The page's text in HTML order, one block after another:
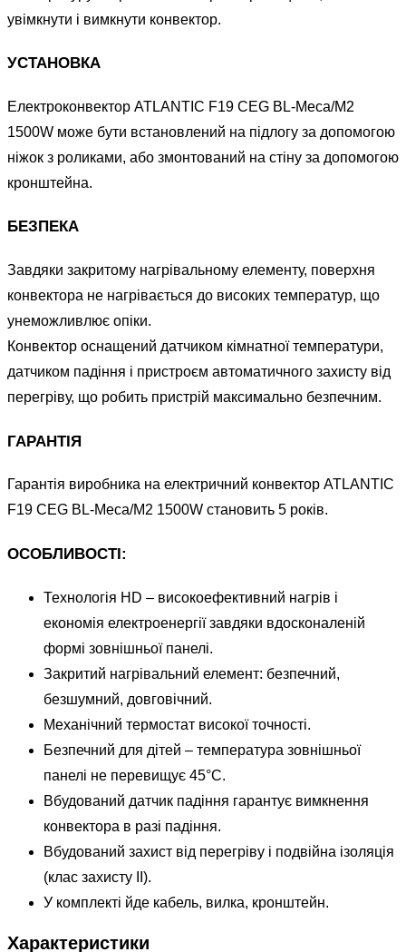
увімкнути і вимкнути конвектор.
УСТАНОВКА
Електроконвектор ATLANTIC F19 CEG BL-Meca/M2
1500W може бути встановлений на підлогу за допомогою
ніжок з роликами, або змонтований на стіну за допомогою
кронштейна.
БЕЗПЕКА
Завдяки закритому нагрівальному елементу, поверхня
конвектора не нагрівається до високих температур, що
унеможливлює опіки.
Конвектор оснащений датчиком кімнатної температури,
датчиком падіння і пристроєм автоматичного захисту від
перегріву, що робить пристрій максимально безпечним.
ГАРАНТІЯ
Гарантія виробника на електричний конвектор ATLANTIC
F19 CEG BL-Meca/M2 1500W становить 5 років.
ОСОБЛИВОСТІ:
Технологія HD – високоефективний нагрів і
економія електроенергії завдяки вдосконаленій
формі зовнішньої панелі.
Закритий нагрівальний елемент: безпечний,
безшумний, довговічний.
Механічний термостат високої точності.
Безпечний для дітей – температура зовнішньої
панелі не перевищує 45°С.
Вбудований датчик падіння гарантує вимкнення
конвектора в разі падіння.
Вбудований захист від перегріву і подвійна ізоляція
(клас захисту II).
У комплекті йде кабель, вилка, кронштейн.
Характеристики